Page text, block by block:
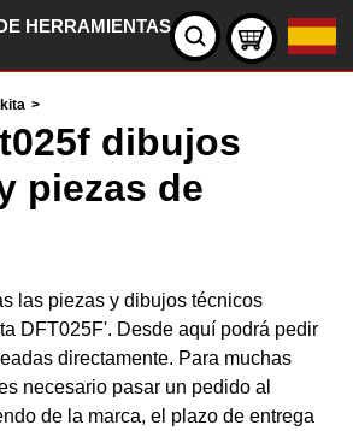
HERRAMIENTAS
>
dibujos
piezas de
las piezas y dibujos técnicos
DFT025F'. Desde aquí podrá pedir
directamente. Para muchas
necesario pasar un pedido al
de la marca, el plazo de entrega